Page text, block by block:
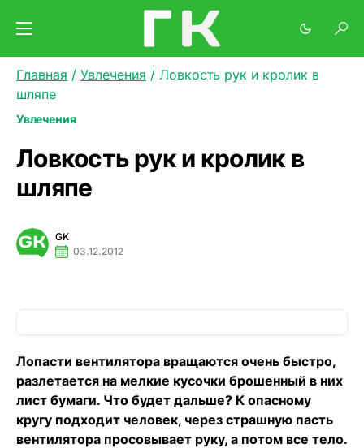
Главная / Увлечения / Ловкость рук и кролик в
шляпе
Увлечения
Ловкость рук и кролик в
шляпе
GK
03.12.2012
Лопасти вентилятора вращаются очень быстро,
разлетается на мелкие кусочки брошенный в них
лист бумаги. Что будет дальше? К опасному
кругу подходит человек, через страшную пасть
вентилятора просовывает руку, а потом все тело.